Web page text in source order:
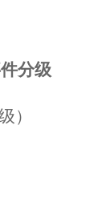
分级
）